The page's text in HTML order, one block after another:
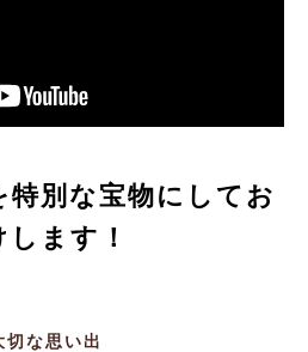
特別な宝物にしてお
します！
切な思い出